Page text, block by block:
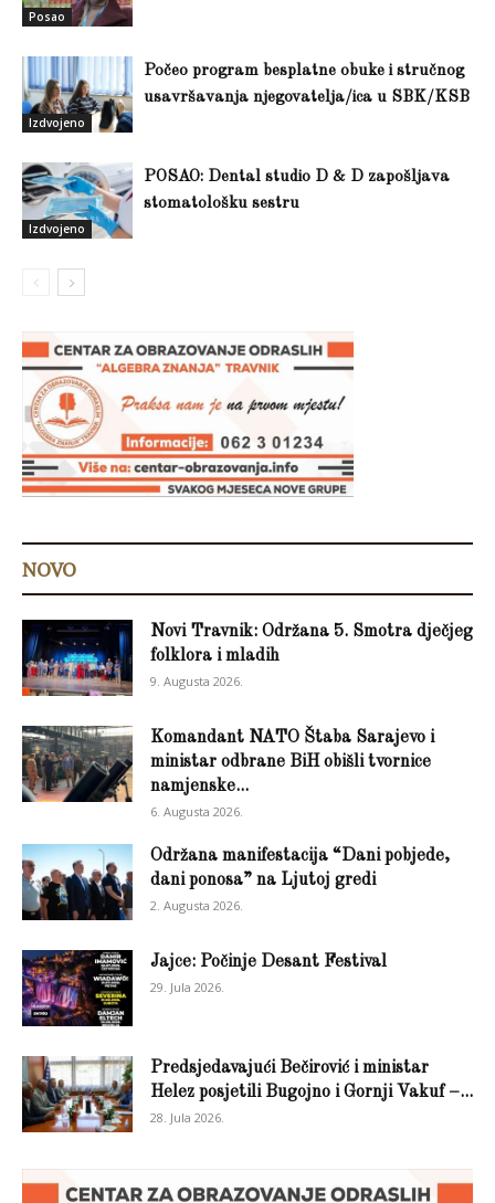
Posao
Izdvojeno
Počeo program besplatne obuke i stručnog
usavršavanja njegovatelja/ica u SBK/KSB
Izdvojeno
POSAO: Dental studio D & D zapošljava
stomatološku sestru
NOVO
Novi Travnik: Održana 5. Smotra dječjeg
folklora i mladih
9. Augusta 2026.
Komandant NATO Štaba Sarajevo i
ministar odbrane BiH obišli tvornice
namjenske...
6. Augusta 2026.
Održana manifestacija “Dani pobjede,
dani ponosa” na Ljutoj gredi
2. Augusta 2026.
Jajce: Počinje Desant Festival
29. Jula 2026.
Predsjedavajući Bečirović i ministar
Helez posjetili Bugojno i Gornji Vakuf –...
28. Jula 2026.